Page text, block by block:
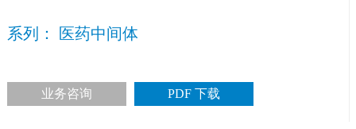
系列： 医药中间体
业务咨询 PDF 下载